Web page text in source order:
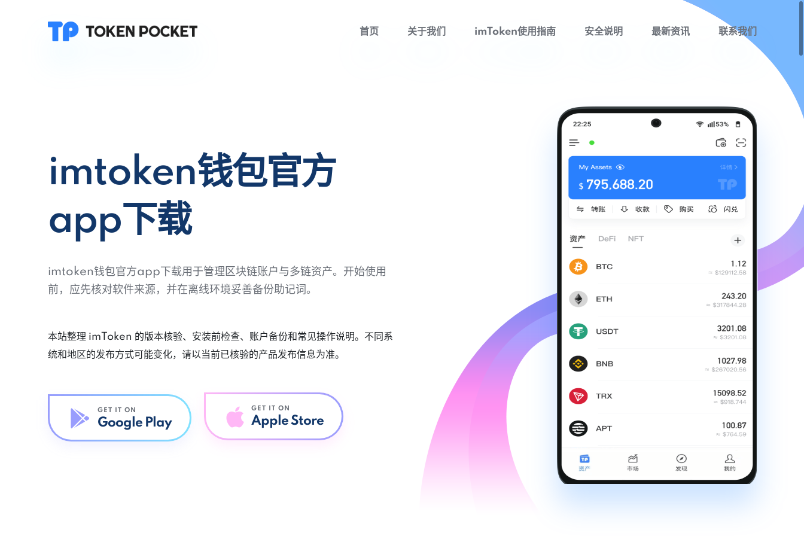
首页 关于我们 imToken使用指南 安全说明 最新资讯 联系我们
imtoken钱包官方
app下载
imtoken钱包官方app下载用于管理区块链账户与多链资产。开始使用
前，应先核对软件来源，并在离线环境妥善备份助记词。
本站整理 imToken 的版本核验、安装前检查、账户备份和常见操作说明。不同系
统和地区的发布方式可能变化，请以当前已核验的产品发布信息为准。
GET IT ON
Google Play
GET IT ON
Apple Store